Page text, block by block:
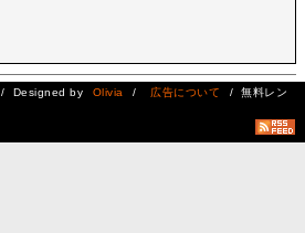
/ Designed by Olivia / 広告について
/ 無料レン